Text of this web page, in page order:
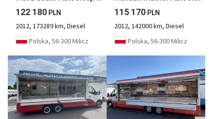
122 180 PLN
2012, 173289 km, Diesel
Polska, 56-300 Milicz
115 170 PLN
2012, 142000 km, Diesel
Polska, 56-300 Milicz